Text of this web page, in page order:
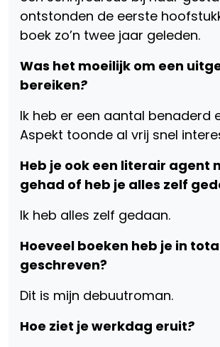
ontstonden de eerste
boek zo’n twee jaar geleden.
Was het moeilijk om een
bereiken?
Ik heb er een aantal benaderd
Aspekt toonde al vrij snel
Heb je ook een literair agent
gehad of heb je alles zelf
Ik heb alles zelf gedaan.
Hoeveel boeken heb je in
geschreven?
Dit is mijn debuutroman.
Hoe ziet je werkdag eruit?